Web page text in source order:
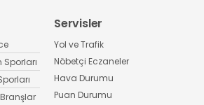
Sporları
Servisler
Yol ve Trafik
Nöbetçi Eczaneler
Hava Durumu
Puan Durumu